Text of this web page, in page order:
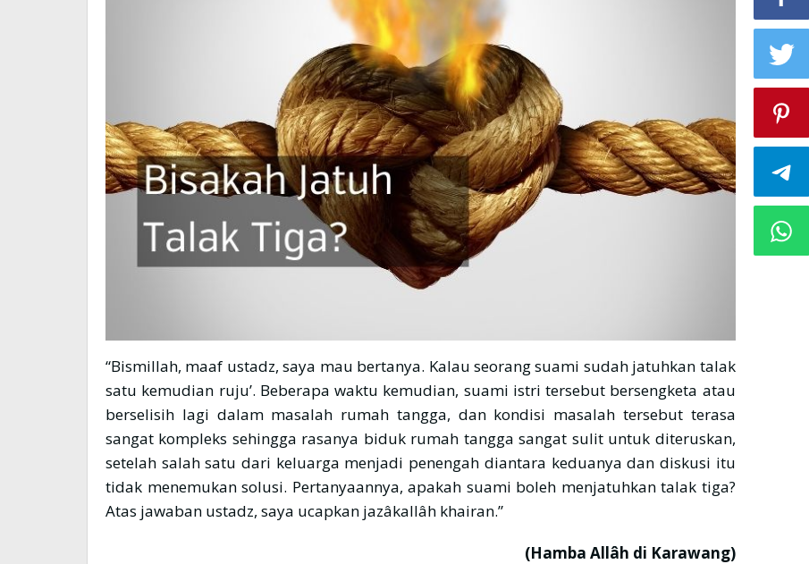
“Bismillah, maaf ustadz, saya mau bertanya. Kalau seorang suami sudah jatuhkan talak
satu kemudian ruju’. Beberapa waktu kemudian, suami istri tersebut bersengketa atau
berselisih lagi dalam masalah rumah tangga, dan kondisi masalah tersebut terasa
sangat kompleks sehingga rasanya biduk rumah tangga sangat sulit untuk diteruskan,
setelah salah satu dari keluarga menjadi penengah diantara keduanya dan diskusi itu
tidak menemukan solusi. Pertanyaannya, apakah suami boleh menjatuhkan talak tiga?
Atas jawaban ustadz, saya ucapkan jazâkallâh khairan.”
(Hamba Allâh di Karawang)